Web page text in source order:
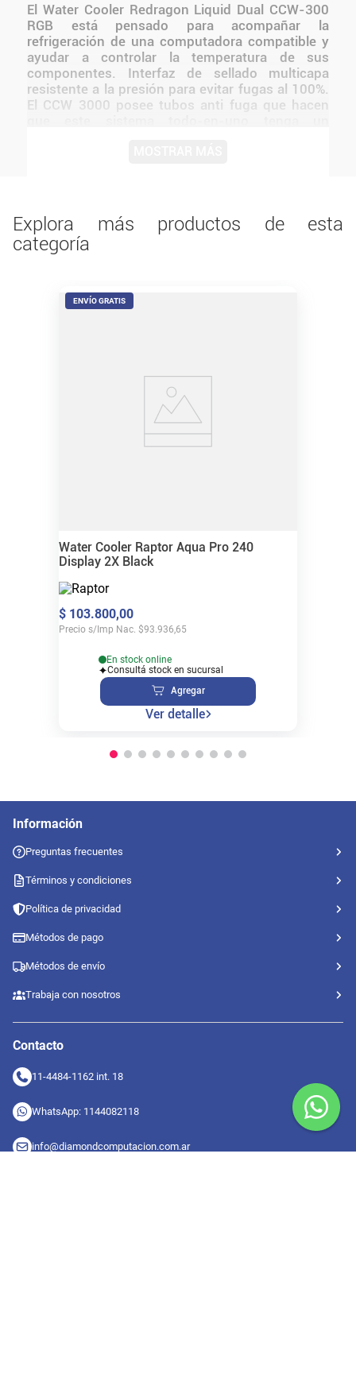
El Water Cooler Redragon Liquid Dual CCW-300
RGB está pensado para acompañar la
refrigeración de una computadora compatible y
ayudar a controlar la temperatura de sus
componentes. Interfaz de sellado multicapa
resistente a la presión para evitar fugas al 100%.
El CCW 3000 posee tubos anti fuga que hacen
Explora más productos de esta
categoría
ENVÍO GRATIS
Water Cooler Raptor Aqua Pro 240
Display 2X Black
$ 103.800,00
Precio s/Imp Nac. $93.936,65
En stock online
Consultá stock en sucursal
Agregar
Ver detalle
Información
Preguntas frecuentes
Términos y condiciones
Política de privacidad
Métodos de pago
Métodos de envío
Trabaja con nosotros
Contacto
11-4484-1162 int. 18
WhatsApp: 1144082118
info@diamondcomputacion.com.ar